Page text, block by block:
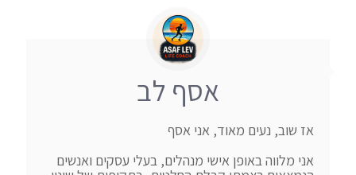
אסף לב